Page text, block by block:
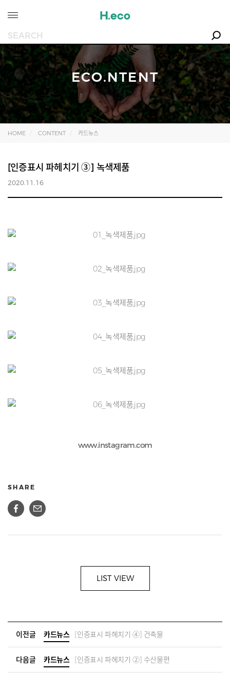
ECO.NTENT
HOME CONTENT 카드뉴스
[인증표시 파헤치기 ③] 녹색제품
2020.11.16
www.instagram.com
SHARE
LIST VIEW
이전글 카드뉴스 [인증표시 파헤치기 ④] 건축물
다음글 카드뉴스 [인증표시 파헤치기 ②] 수산물편